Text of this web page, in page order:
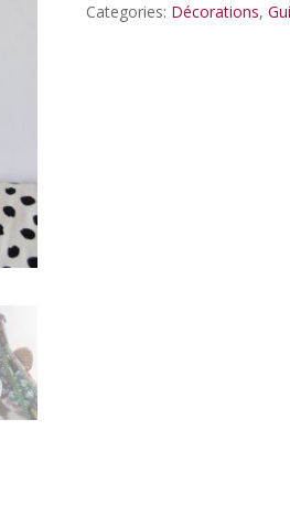
Categories: Décorations,